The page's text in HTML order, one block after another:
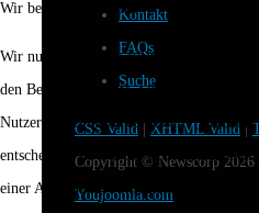
Kontakt
FAQs
Suche
CSS Valid XHTML Valid |
Copyright © Newscorp 2026
Youjoomla.com
Wir benutzen Cookies
Wir nutzen Cookies auf unserer Website.
den Betrieb der Seite, während andere
Nutzererfahrung zu verbessern
entscheiden, ob Sie die Cookies
einer Ablehnung womöglich nicht mehr